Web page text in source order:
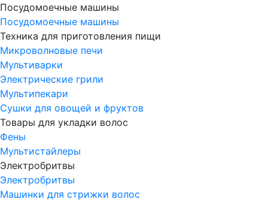
Посудомоечные машины
Посудомоечные машины
Техника для приготовления пищи
Микроволновые печи
Мультиварки
Электрические грили
Мультипекари
Сушки для овощей и фруктов
Товары для укладки волос
Фены
Мультистайлеры
Электробритвы
Электробритвы
Машинки для стрижки волос